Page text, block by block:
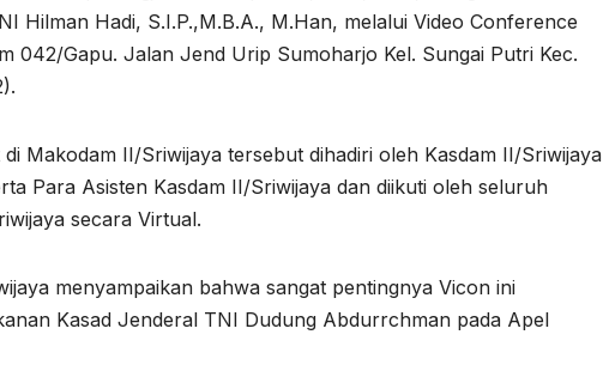
Hilman Hadi, S.I.P.,M.B.A., M.Han, melalui Video Conference
042/Gapu. Jalan Jend Urip Sumoharjo Kel. Sungai Putri Kec.
Makodam II/Sriwijaya tersebut dihadiri oleh Kasdam II/Sriwijaya
Para Asisten Kasdam II/Sriwijaya dan diikuti oleh seluruh
secara Virtual.
menyampaikan bahwa sangat pentingnya Vicon ini
Kasad Jenderal TNI Dudung Abdurrchman pada Apel